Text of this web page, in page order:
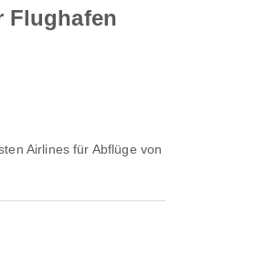
Flughafen
Airlines für Abflüge von